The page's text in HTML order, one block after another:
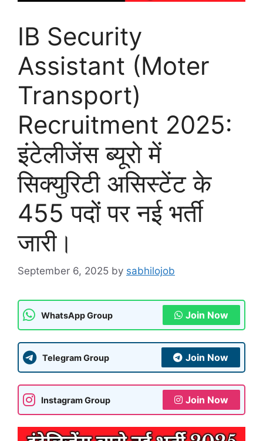
IB Security
Assistant (Moter
Transport)
Recruitment 2025:
इंटेलीजेंस ब्यूरो में
सिक्युरिटी असिस्टेंट के
455 पदों पर नई भर्ती
जारी।
September 6, 2025 by sabhilojob
WhatsApp Group Join Now
Telegram Group Join Now
Instagram Group Join Now